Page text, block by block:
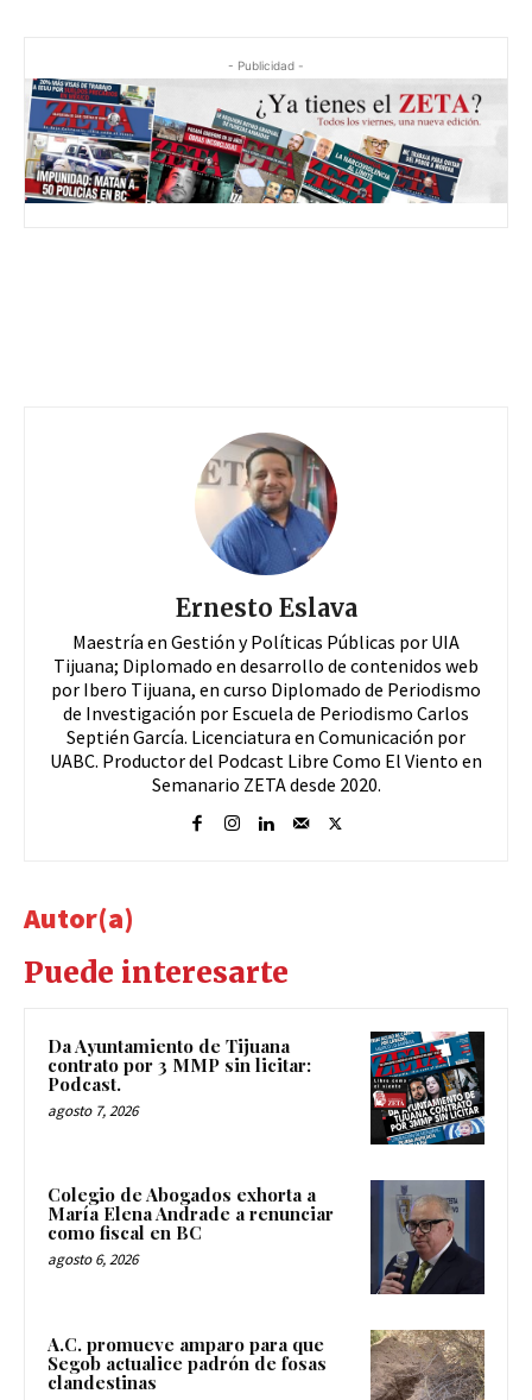
- Publicidad -
Ernesto Eslava
Maestría en Gestión y Políticas Públicas por UIA
Tijuana; Diplomado en desarrollo de contenidos web
por Ibero Tijuana, en curso Diplomado de Periodismo
de Investigación por Escuela de Periodismo Carlos
Septién García. Licenciatura en Comunicación por
UABC. Productor del Podcast Libre Como El Viento en
Semanario ZETA desde 2020.
Autor(a)
Puede interesarte
Da Ayuntamiento de Tijuana
contrato por 3 MMP sin licitar:
Podcast.
agosto 7, 2026
Colegio de Abogados exhorta a
María Elena Andrade a renunciar
como fiscal en BC
agosto 6, 2026
A.C. promueve amparo para que
Segob actualice padrón de fosas
clandestinas